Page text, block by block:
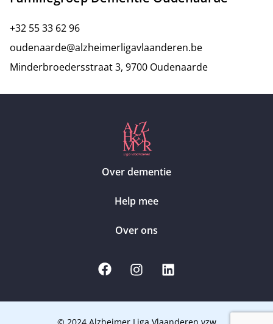
+32 55 33 62 96
oudenaarde@alzheimerligavlaanderen.be
Minderbroedersstraat 3, 9700 Oudenaarde
Over dementie
Help mee
Over ons
© 2024 Alzheimer Liga Vlaanderen vzw